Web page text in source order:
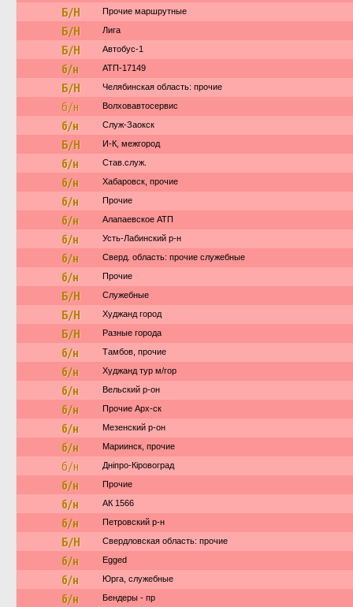
Б/Н
Прочие маршрутные
Б/Н Лига
Б/Н Автобус-1
б/н АТП-17149
Б/Н Челябинская область: прочие
б/н Волховавтосервис
б/н Служ-Заокск
Б/Н И-К, межгород
б/н Став.служ.
б/н Хабаровск, прочие
б/н Прочие
б/н Алапаевское АТП
б/н Усть-Лабинский р-н
б/н Сверд. область: прочие служебные
б/н Прочие
Б/Н Служебные
Б/Н Худжанд город
Б/Н Разные города
б/н Тамбов, прочие
б/н Худжанд тур м/гор
б/н Вельский р-он
б/н Прочие Арх-ск
б/н Мезенский р-он
б/н Мариинск, прочие
б/н Дніпро-Кіровоград
б/н Прочие
б/н АК 1566
б/н Петровский р-н
Б/Н Свердловская область: прочие
б/н Egged
б/н Юрга, служебные
б/н Бендеры - пр